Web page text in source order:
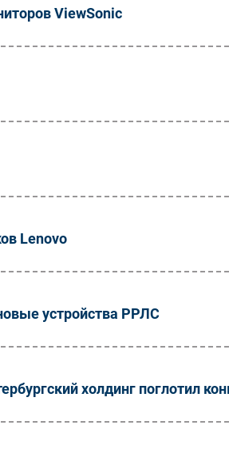
ViewSonic
Lenovo
устройства РРЛС
холдинг поглотил